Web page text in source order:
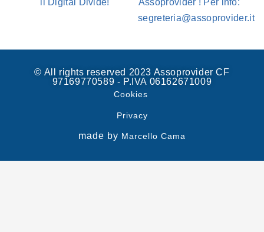
il Digital Divide!
Assoprovider ! Per info:
segreteria@assoprovider.it
© All rights reserved 2023 Assoprovider CF
97169770589 - P.IVA 06162671009
Cookies
Privacy
made by Marcello Cama